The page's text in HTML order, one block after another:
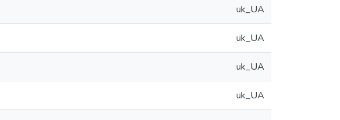
uk_UA
uk_UA
uk_UA
uk_UA